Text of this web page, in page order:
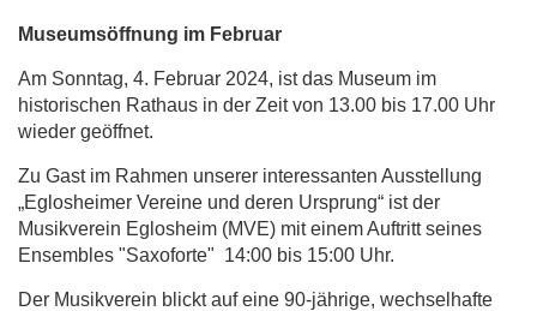
Museumsöffnung im Februar
Am Sonntag, 4. Februar 2024, ist das Museum im
historischen Rathaus in der Zeit von 13.00 bis 17.00 Uhr
wieder geöffnet.
Zu Gast im Rahmen unserer interessanten Ausstellung
„Eglosheimer Vereine und deren Ursprung“ ist der
Musikverein Eglosheim (MVE) mit einem Auftritt seines
Ensembles "Saxoforte" 14:00 bis 15:00 Uhr.
Der Musikverein blickt auf eine 90-jährige, wechselhafte